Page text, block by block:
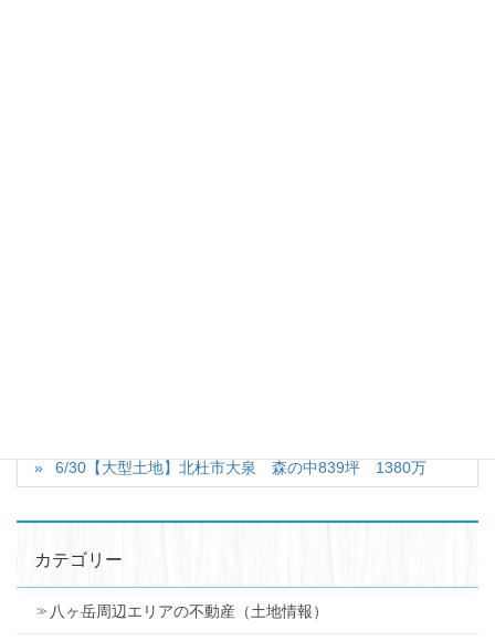
6/30【大型土地】北杜市大泉 森の中839坪 1380万
カテゴリー
八ヶ岳周辺エリアの不動産（土地情報）